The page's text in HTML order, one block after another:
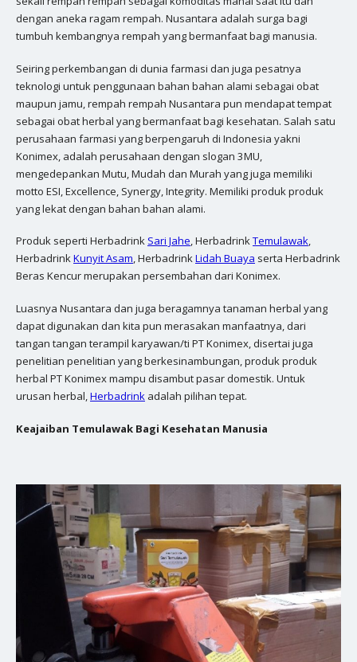
dengan aneka ragam rempah. Nusantara adalah surga bagi
tumbuh kembangnya rempah yang bermanfaat bagi manusia.
Seiring perkembangan di dunia farmasi dan juga pesatnya
teknologi untuk penggunaan bahan bahan alami sebagai obat
maupun jamu, rempah rempah Nusantara pun mendapat tempat
sebagai obat herbal yang bermanfaat bagi kesehatan. Salah satu
perusahaan farmasi yang berpengaruh di Indonesia yakni
Konimex, adalah perusahaan dengan slogan 3MU,
mengedepankan Mutu, Mudah dan Murah yang juga memiliki
motto ESI, Excellence, Synergy, Integrity. Memiliki produk produk
yang lekat dengan bahan bahan alami.
Produk seperti Herbadrink Sari Jahe, HerbadrinkTemulawak,
HerbadrinkKunyit Asam, HerbadrinkLidah Buaya serta Herbadrink
Beras Kencur merupakan persembahan dari Konimex.
Luasnya Nusantara dan juga beragamnya tanaman herbal yang
dapat digunakan dan kita pun merasakan manfaatnya, dari
tangan tangan terampil karyawan/ti PT Konimex, disertai juga
penelitian penelitian yang berkesinambungan, produk produk
herbal PT Konimex mampu disambut pasar domestik. Untuk
urusan herbal,Herbadrink adalah pilihan tepat.
Keajaiban Temulawak Bagi Kesehatan Manusia